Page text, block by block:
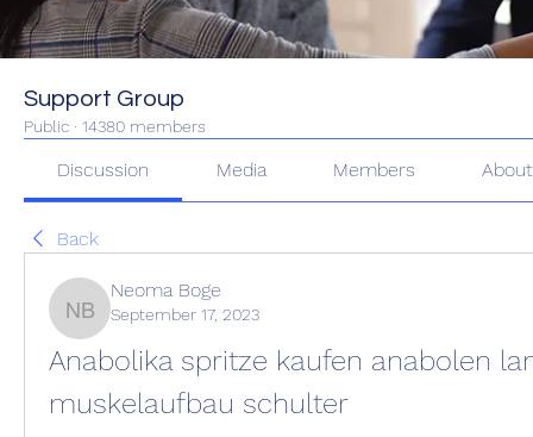
Support Group
Public · 14380 members
Discussion Media Members About
Back
Neoma Boge
Neoma Boge
September 17, 2023
Anabolika spritze kaufen anabolen
muskelaufbau schulter